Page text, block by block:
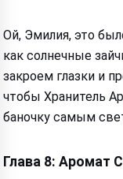
Ой, Эмилия, это
как солнечные
закроем глазки и
чтобы Хранитель
баночку самым
Глава 8: Аромат